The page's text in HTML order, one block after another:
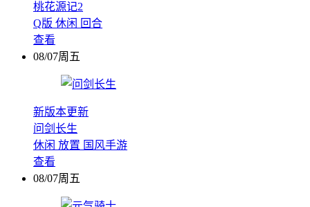
桃花源记2
Q版 休闲 回合
查看
08/07周五
新版本更新
问剑长生
休闲 放置 国风手游
查看
08/07周五